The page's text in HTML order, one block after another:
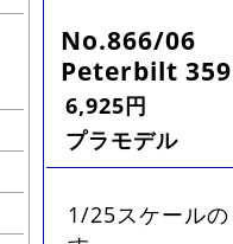
No.866/06
Peterbilt
6,925円
プラモデル
1/25スケール